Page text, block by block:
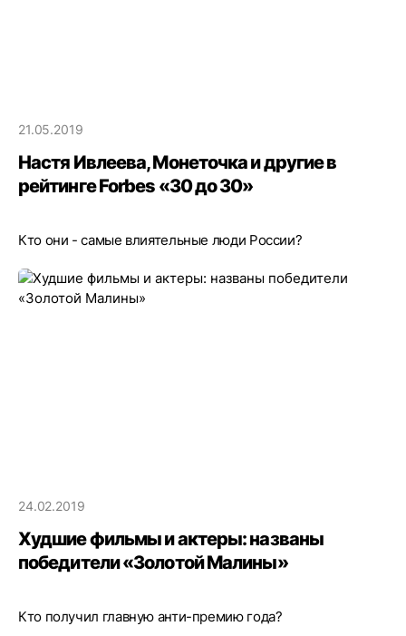
21.05.2019
Настя Ивлеева, Монеточка и другие в
рейтинге Forbes «30 до 30»
Кто они - самые влиятельные люди России?
24.02.2019
Худшие фильмы и актеры: названы
победители «Золотой Малины»
Кто получил главную анти-премию года?